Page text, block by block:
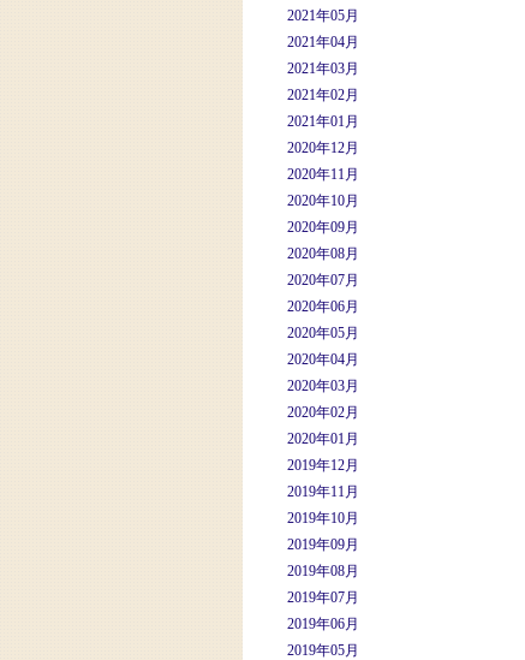
2021年05月
2021年04月
2021年03月
2021年02月
2021年01月
2020年12月
2020年11月
2020年10月
2020年09月
2020年08月
2020年07月
2020年06月
2020年05月
2020年04月
2020年03月
2020年02月
2020年01月
2019年12月
2019年11月
2019年10月
2019年09月
2019年08月
2019年07月
2019年06月
2019年05月